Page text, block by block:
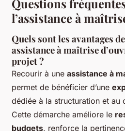
Questions
l’assistance à
Quels sont les avantages
assistance à maîtrise
projet ?
Recourir à une assistance à
permet de bénéficier d’une
dédiée à la structuration et au
Cette démarche améliore le
budgets, renforce la